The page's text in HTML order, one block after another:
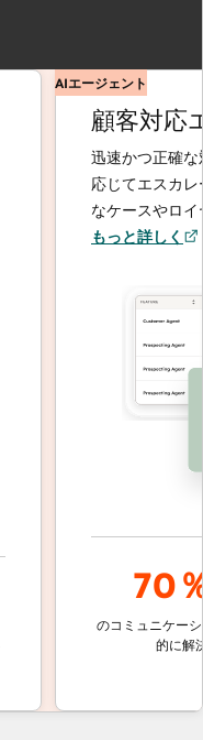
AIエージェント
顧客対応
迅速かつ正確な
応じてエスカレ
なケースやロイ
もっと詳しく
70
のコミュニケーシ
的に解決